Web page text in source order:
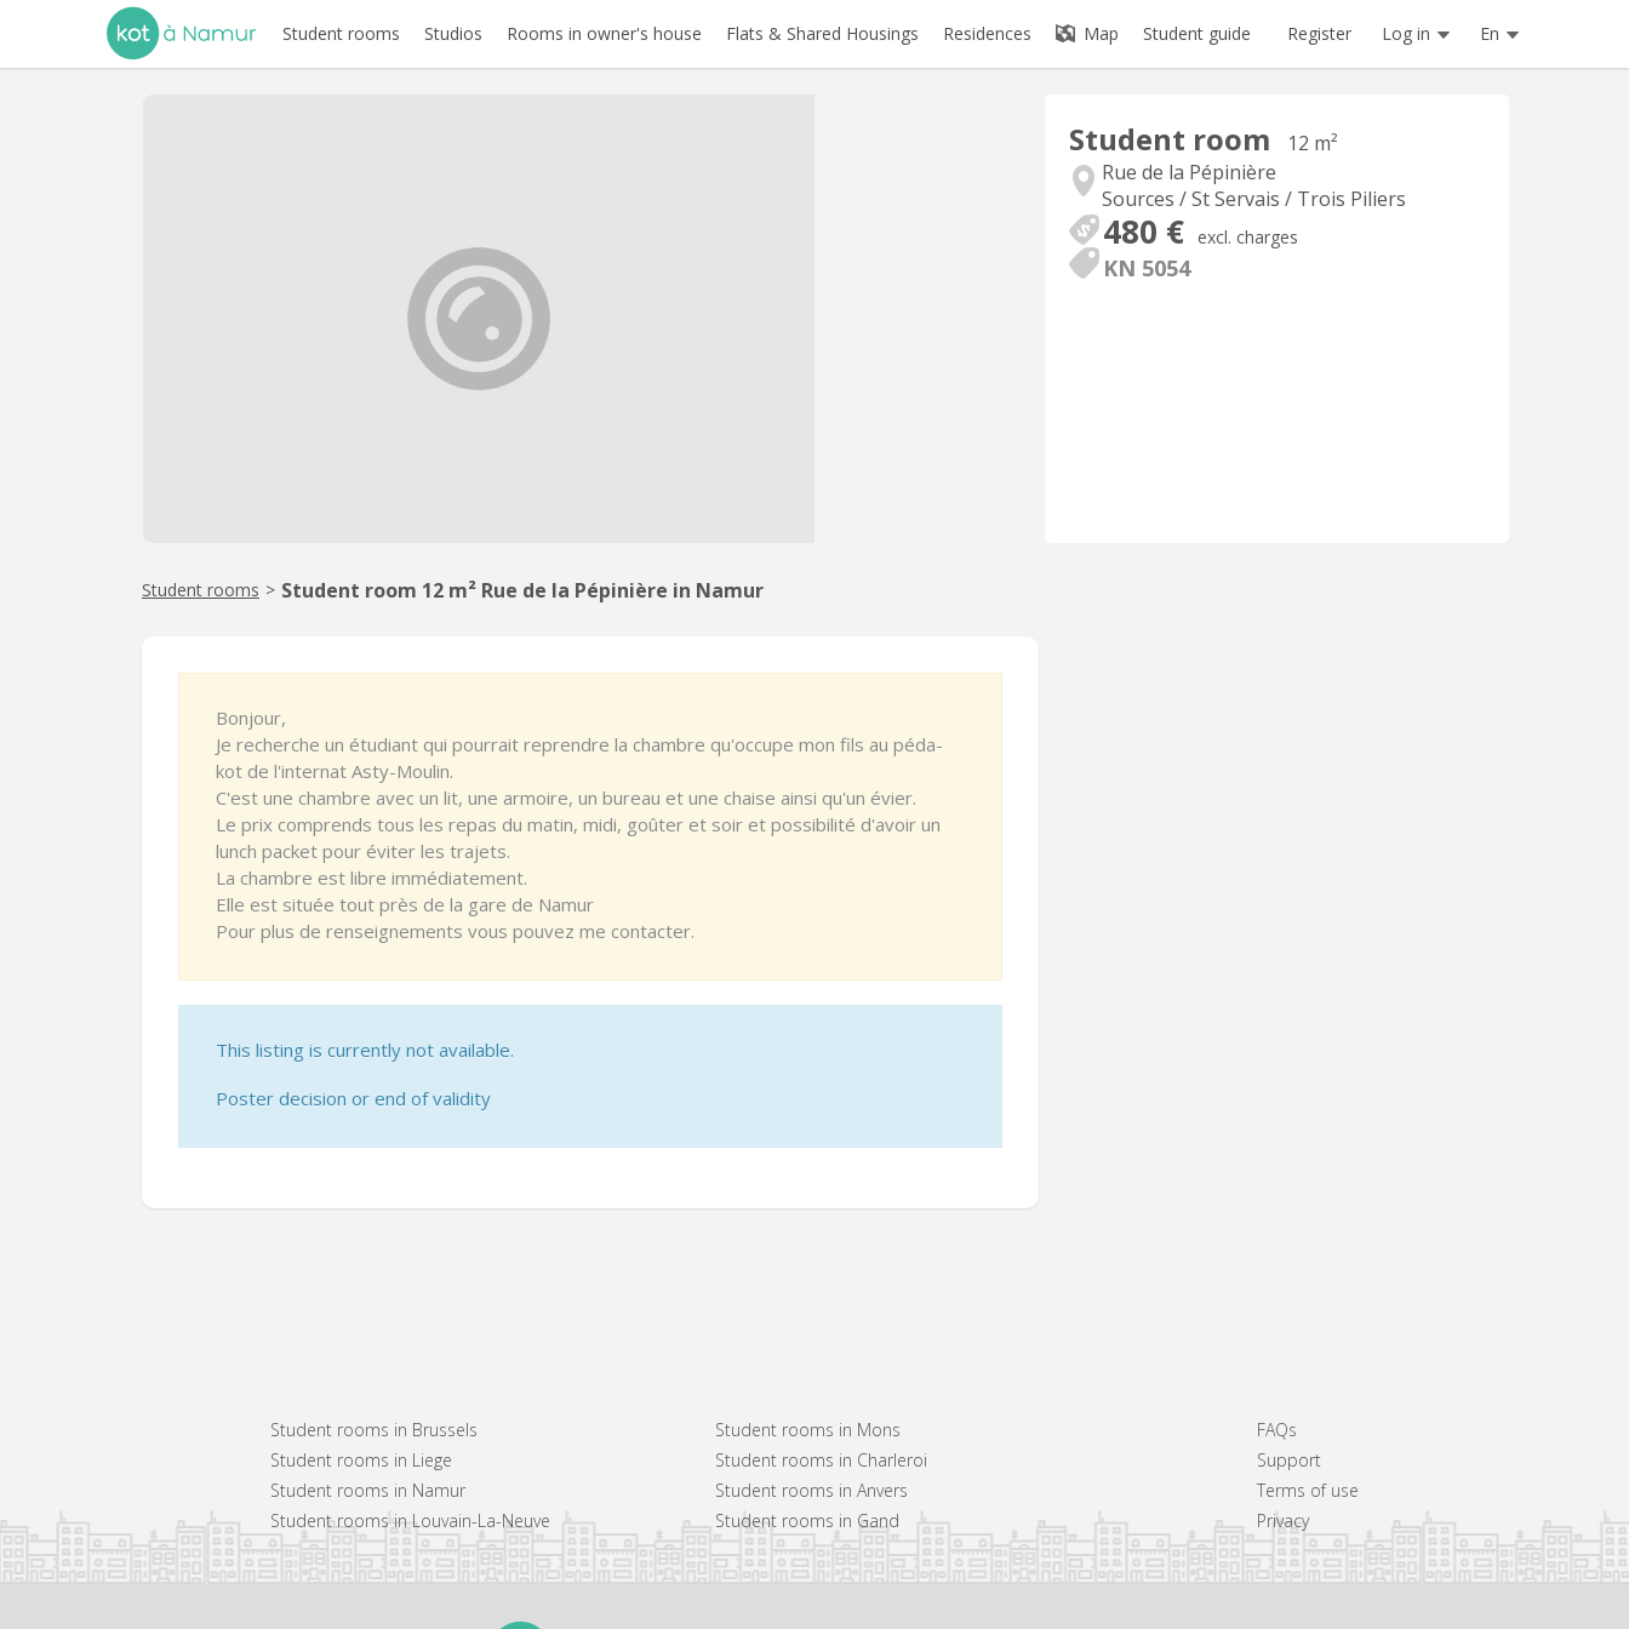
Student rooms Studios Rooms in owner's house Flats & Shared Housings Residences Map Student guide Register Log in En
Student room
12 m²
Rue de la Pépinière
Sources / St Servais / Trois Piliers
480 € excl. charges
KN 5054
Student rooms > Student room 12 m² Rue de la Pépinière in Namur
Bonjour,
Je recherche un étudiant qui pourrait reprendre la chambre qu'occupe mon fils au péda-
kot de l'internat Asty-Moulin.
C'est une chambre avec un lit, une armoire, un bureau et une chaise ainsi qu'un évier.
Le prix comprends tous les repas du matin, midi, goûter et soir et possibilité d'avoir un
lunch packet pour éviter les trajets.
La chambre est libre immédiatement.
Elle est située tout près de la gare de Namur
Pour plus de renseignements vous pouvez me contacter.
This listing is currently not available.
Poster decision or end of validity
Student rooms in Brussels
Student rooms in Liege
Student rooms in Namur
Student rooms in Louvain-La-Neuve
Student rooms in Mons
Student rooms in Charleroi
Student rooms in Anvers
Student rooms in Gand
FAQs
Support
Terms of use
Privacy